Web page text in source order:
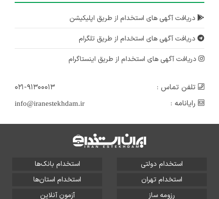
دریافت آگهی های استخدام از طریق اپلیکیشن
دریافت آگهی های استخدام از طریق تلگرام
دریافت آگهی های استخدام از طریق اینستاگرام
تلفن تماس :
۰۲۱-۹۱۳۰۰۰۱۳
رایانامه :
info@iranestekhdam.ir
استخدام دولتی
استخدام بانک‌ها
استخدام تهران
استخدام استان‌ها
رزومه ساز
آزمون آنلاین